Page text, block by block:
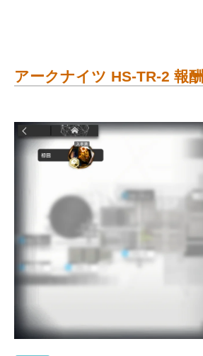
アークナイツ HS-TR-2 報酬